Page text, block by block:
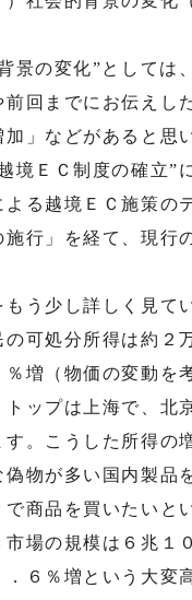
景の変化”としては
回までにお伝えし
」などがあると思
境ＥＣ制度の確立”
よる越境ＥＣ施策の
施行」を経て、現
う少し詳しく見て
可処分所得は約２
増（物価の変動を
トップは上海で、北
す。こうした所得の
偽物が多い国内製品
商品を買いたいと
場の規模は６兆１
６％増という大変